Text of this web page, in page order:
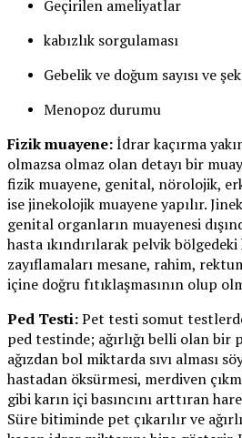
Geçirilen ameliyatlar
kabızlık sorgulaması
Gebelik ve doğum sayısı ve
Menopoz durumu
Fizik muayene:İdrar kaçırma
olmazsa olmaz olan detayı bir
fizik muayene, genital, nörolojik,
ise jinekolojik muayene yapılır.
genital organların muayenesi
hasta ıkındırılarak pelvik
zayıflamaları mesane, rahim,
içine doğru fıtıklaşmasının olup
Ped Testi:Pet testi somut
ped testinde; ağırlığı belli olan bir
ağızdan bol miktarda sıvı alması
hastadan öksürmesi, merdiven
gibi karın içi basıncını arttıran
Süre bitiminde pet çıkarılır ve